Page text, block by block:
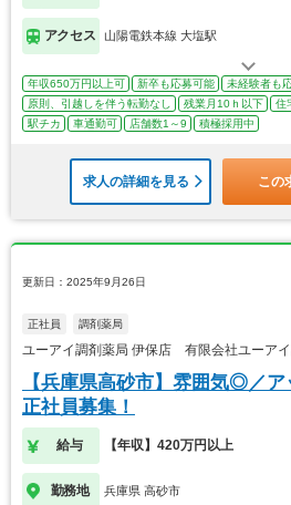
アクセス 山陽電鉄本線 大塩駅
年収650万円以上可 新卒も応募可能
未経験者も
原則、引越しを伴う転勤なし
残業月10ｈ以下 住
駅チカ
車通勤可 店舗数1～9 積極採用中
求人の詳細を見る この
更新日：2025年9月26日
正社員 調剤薬局
ユーアイ調剤薬局 伊保店 有限会社ユーア
【兵庫県高砂市】雰囲気◎／
正社員募集！
給与 【年収】420万円以上
勤務地 兵庫県 高砂市